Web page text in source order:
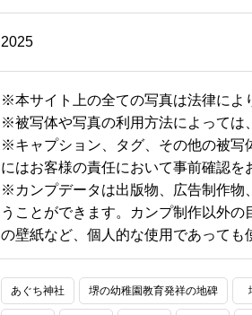
2025
※本サイト上の全ての写真は法律によ
※被写体や写真の利用方法によっては
※キャプション、タグ、その他の被写
にはお客様の責任において事前確認を
※カンプデータは出版物、広告制作物
うことができます。カンプ制作以外
の壁紙など、個人的な使用であっても
あぐち神社 堺の幼稚園教育発祥の地碑